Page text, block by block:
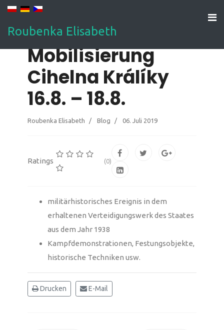
Roubenka Elisabeth
Mobilisierung
Cihelna Králíky
16.8. – 18.8.
Roubenka Elisabeth Blog 06. Juli 2019
Ratings (0)
militärhistorisches Ereignis in dem
erhaltenen Verteidigungswerk des Staates
aus dem Jahr 1938
Kampfdemonstrationen, Festungsobjekte,
historische Techniken usw.
Drucken E-Mail